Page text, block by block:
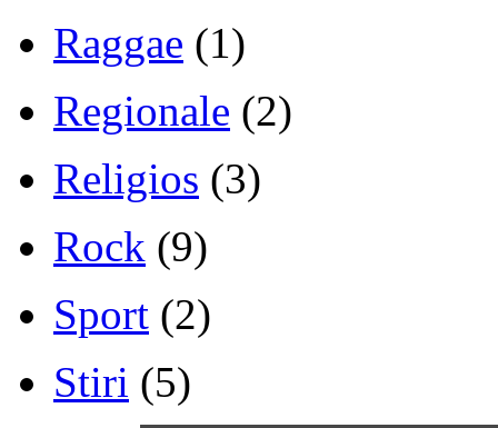
Raggae (1)
Regionale (2)
Religios (3)
Rock (9)
Sport (2)
Stiri (5)